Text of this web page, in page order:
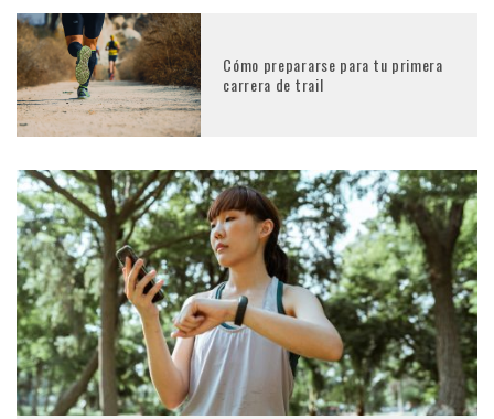
Cómo prepararse para tu primera
carrera de trail